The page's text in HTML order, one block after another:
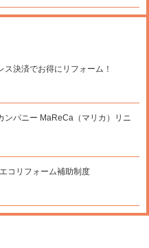
決済でお得にリフォーム！
ンパニー MaReCa（マリカ）リニ
コリフォーム補助制度